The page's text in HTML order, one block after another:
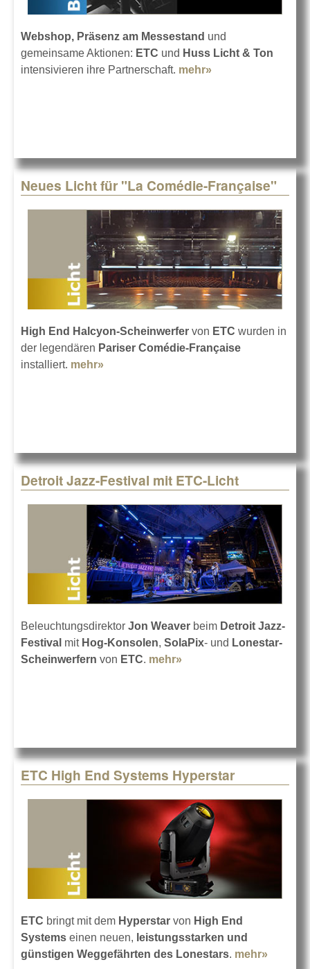
Webshop, Präsenz am Messestand und
gemeinsame Aktionen: ETC und Huss Licht & Ton
intensivieren ihre Partnerschaft. mehr»
Neues Licht für "La Comédie-Française"
High End Halcyon-Scheinwerfer von ETC wurden in
der legendären Pariser Comédie-Française
installiert. mehr»
Detroit Jazz-Festival mit ETC-Licht
Beleuchtungsdirektor Jon Weaver beim Detroit Jazz-
Festival mit Hog-Konsolen, SolaPix- und Lonestar-
Scheinwerfern von ETC. mehr»
ETC High End Systems Hyperstar
ETC bringt mit dem Hyperstar von High End
Systems einen neuen, leistungsstarken und
günstigen Weggefährten des Lonestars. mehr»